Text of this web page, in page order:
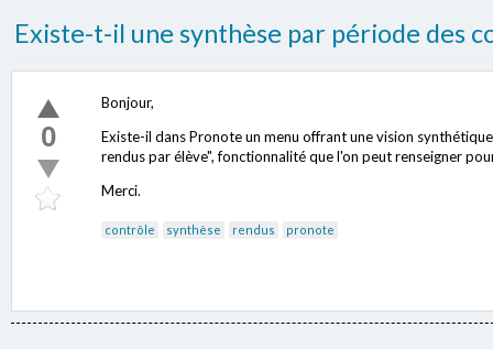
Existe-t-il une synthèse par période des
0
Bonjour,
Existe-il dans Pronote un menu offrant une vision
rendus par élève", fonctionnalité que l'on peut renseigner
Merci.
contrôle synthèse rendus pronote